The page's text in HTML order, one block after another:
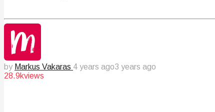
by Markus Vakaras 4 years ago3 years ago
28.9kviews